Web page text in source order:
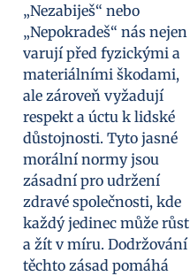
„Nezabiješ“ nebo
„Nepokradeš“ nás nejen
varují před fyzickými a
materiálními škodami,
ale zároveň vyžadují
respekt a úctu k lidské
důstojnosti. Tyto jasné
morální normy jsou
zásadní pro udržení
zdravé společnosti, kde
každý jedinec může růst
a žít v míru. Dodržování
těchto zásad pomáhá